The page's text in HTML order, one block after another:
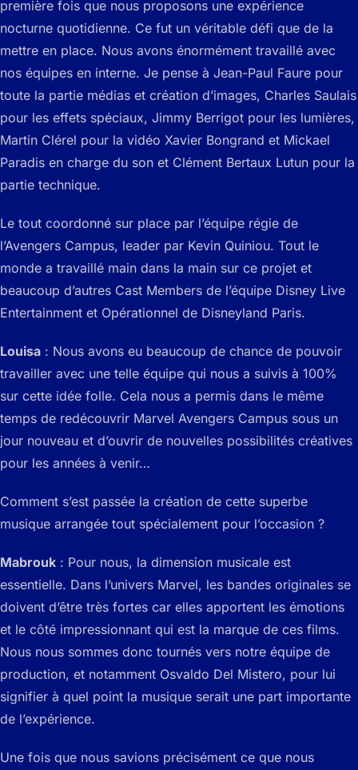
première fois que nous proposons une expérience
nocturne quotidienne. Ce fut un véritable défi que de la
mettre en place. Nous avons énormément travaillé avec
nos équipes en interne. Je pense à Jean-Paul Faure pour
toute la partie médias et création d’images, Charles Saulais
pour les effets spéciaux, Jimmy Berrigot pour les lumières,
Martin Clérel pour la vidéo Xavier Bongrand et Mickael
Paradis en charge du son et Clément Bertaux Lutun pour la
partie technique.
Le tout coordonné sur place par l’équipe régie de
l’Avengers Campus, leader par Kevin Quiniou. Tout le
monde a travaillé main dans la main sur ce projet et
beaucoup d’autres Cast Members de l’équipe Disney Live
Entertainment et Opérationnel de Disneyland Paris.
Louisa : Nous avons eu beaucoup de chance de pouvoir
travailler avec une telle équipe qui nous a suivis à 100%
sur cette idée folle. Cela nous a permis dans le même
temps de redécouvrir Marvel Avengers Campus sous un
jour nouveau et d’ouvrir de nouvelles possibilités créatives
pour les années à venir…
Comment s’est passée la création de cette superbe
musique arrangée tout spécialement pour l’occasion ?
Mabrouk : Pour nous, la dimension musicale est
essentielle. Dans l’univers Marvel, les bandes originales se
doivent d’être très fortes car elles apportent les émotions
et le côté impressionnant qui est la marque de ces films.
Nous nous sommes donc tournés vers notre équipe de
production, et notamment Osvaldo Del Mistero, pour lui
signifier à quel point la musique serait une part importante
de l’expérience.
Une fois que nous savions précisément ce que nous